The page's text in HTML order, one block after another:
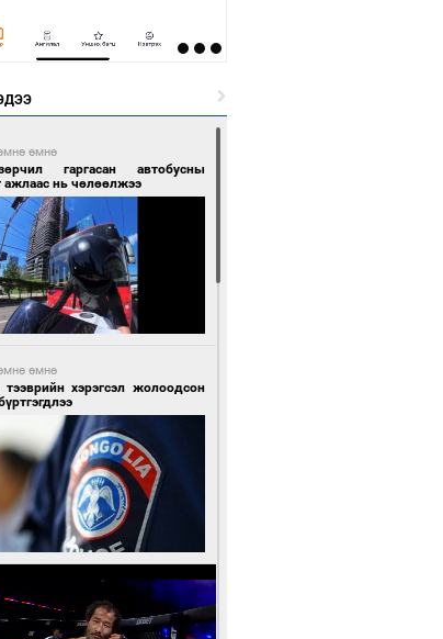
өмнө
гаргасан автобусны
нь чөлөөлжээ
өмнө
тээврийн хэрэгсэл жолоодсон